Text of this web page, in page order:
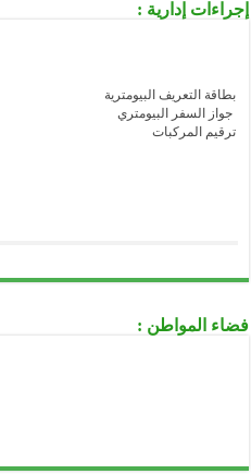
وزارة السكن و
وزارة العمل و
وزارة التعليم و
الصندوق الوطني للتأمينات
إجراءات إدارية :
بطاقة التعريف البيومترية
جواز السفر البيومتري
ترقيم المركبات
فضاء المواطن :